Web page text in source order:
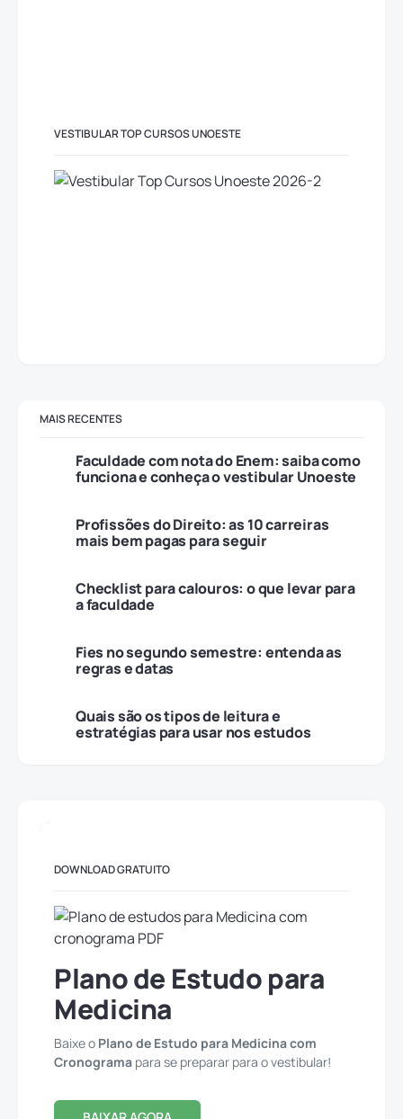
VESTIBULAR TOP CURSOS UNOESTE
MAIS RECENTES
Faculdade com nota do Enem: saiba como
funciona e conheça o vestibular Unoeste
Profissões do Direito: as 10 carreiras
mais bem pagas para seguir
Checklist para calouros: o que levar para
a faculdade
Fies no segundo semestre: entenda as
regras e datas
Quais são os tipos de leitura e
estratégias para usar nos estudos
DOWNLOAD GRATUITO
Plano de Estudo para
Medicina
Baixe o Plano de Estudo para Medicina com
Cronograma para se preparar para o vestibular!